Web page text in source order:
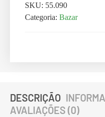
SKU: 55.090
Categoria: Bazar
DESCRIÇÃO
AVALIAÇÕES (0)